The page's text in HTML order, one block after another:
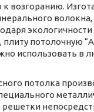
к возгоранию.
экологичности
потолочную
использовать в
потолка
решетки